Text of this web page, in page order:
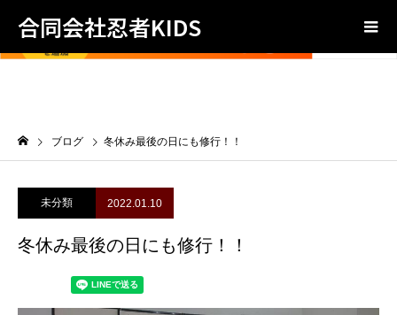
合同会社忍者KIDS
ブログ 冬休み最後の日にも修行！！
未分類 2022.01.10
冬休み最後の日にも修行！！